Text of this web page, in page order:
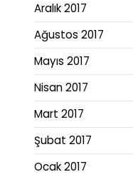
Aralık 2017
Ağustos 2017
Mayıs 2017
Nisan 2017
Mart 2017
Şubat 2017
Ocak 2017